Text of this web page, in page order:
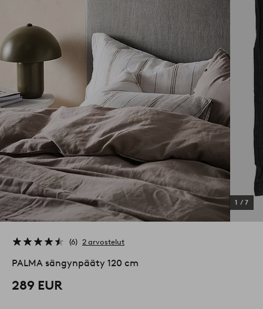
1 / 7
6 2 arvostelut
PALMA sängynpääty 120 cm
289 EUR